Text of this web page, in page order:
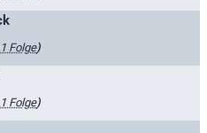
1 Folge)
1 Folge)